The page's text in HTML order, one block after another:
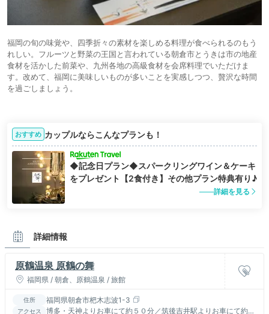
福岡の旬の味覚や、四季折々の素材を楽しめる料理が食べられるのもう
れしい。フルーツと野菜の王国と言われている朝倉市とうきは市の地産
食材を活かした前菜や、九州各地の高級食材を会席料理でいただけま
す。改めて、福岡に美味しいものが多いことを実感しつつ、贅沢な時間
を過ごしましょう。
おすすめ カップルならこんなプランも！
◆記念日プラン◆スパークリングワイン＆ケーキ
をプレゼント【2食付き】その他プラン特典有り♪
詳細を見る
詳細情報
原鶴温泉 原鶴の舞
福岡県 / 朝倉、原鶴温泉 / 旅館
住所 福岡県朝倉市杷木志波1-3
アクセス 博多・天神よりお車にて約５０分／筑後吉井駅よりお車にて約１